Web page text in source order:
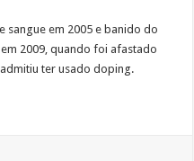
sangue em 2005 e banido do
2009, quando foi afastado
ter usado doping.